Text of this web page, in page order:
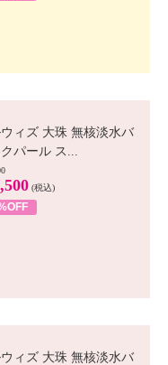
ィズ 大珠 無核淡水バ
パール ス...
(税込)
ィズ 大珠 無核淡水バ